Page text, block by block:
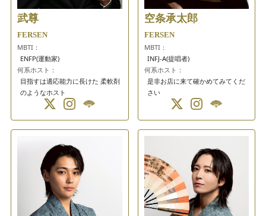
武尊
FERSEN
MBTI：
ENFP(運動家)
何系ホスト：
目指すは適応能力に長けた 柔軟剤
のようなホスト
空条承太郎
FERSEN
MBTI：
INFJ-A(提唱者)
何系ホスト：
是非お店に来て確かめてみてくだ
さい